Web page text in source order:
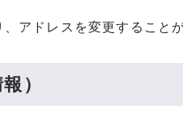
アドレスを変更すること
）